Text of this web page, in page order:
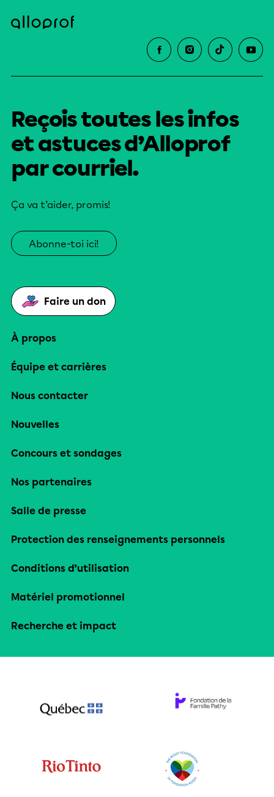
Reçois toutes les infos
et astuces d’Alloprof
par courriel.
Ça va t’aider, promis!
Abonne-toi ici!
Faire un don
À propos
Équipe et carrières
Nous contacter
Nouvelles
Concours et sondages
Nos partenaires
Salle de presse
Protection des renseignements personnels
Conditions d’utilisation
Matériel promotionnel
Recherche et impact